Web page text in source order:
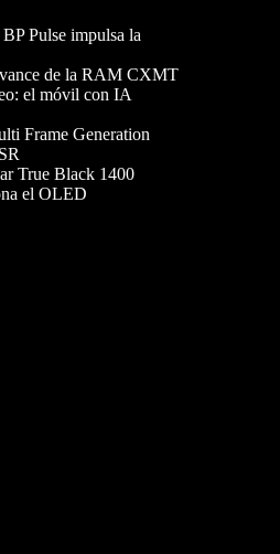
Pulse impulsa la
de la RAM CXMT
el móvil con IA
Frame Generation
True Black 1400
el OLED